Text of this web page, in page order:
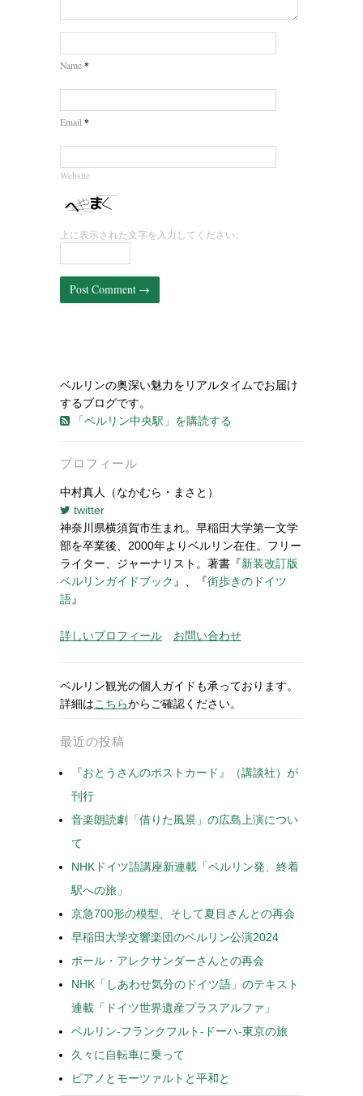
Name *
Email *
Website
上に表示された文字を入力してください。
ベルリンの奥深い魅力をリアルタイムでお届け
するブログです。
「ベルリン中央駅」を購読する
プロフィール
中村真人（なかむら・まさと）
twitter
神奈川県横須賀市生まれ。早稲田大学第一文学
部を卒業後、2000年よりベルリン在住。フリー
ライター、ジャーナリスト。著書『新装改訂版
ベルリンガイドブック』、『街歩きのドイツ
語』
詳しいプロフィール お問い合わせ
ベルリン観光の個人ガイドも承っております。
詳細はこちらからご確認ください。
最近の投稿
『おとうさんのポストカード』（講談社）が
刊行
音楽朗読劇「借りた風景」の広島上演につい
て
NHKドイツ語講座新連載「ベルリン発、終着
駅への旅」
京急700形の模型、そして夏目さんとの再会
早稲田大学交響楽団のベルリン公演2024
ポール・アレクサンダーさんとの再会
NHK「しあわせ気分のドイツ語」のテキスト
連載「ドイツ世界遺産プラスアルファ」
ベルリン-フランクフルト-ドーハ-東京の旅
久々に自転車に乗って
ピアノとモーツァルトと平和と